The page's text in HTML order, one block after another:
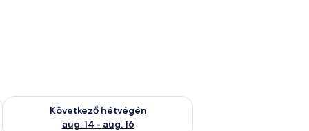
aug. 7 - aug. 9
Következő hétvégén
aug. 14 - aug. 16
A következő hétvégi rendelkezésre állás ellenőrzése: aug. 14 -